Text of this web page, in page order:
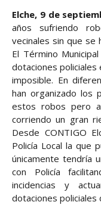
Elche, 9 de
años sufriendo
vecinales sin que se
El Término
dotaciones
imposible. En
han organizado los
estos robos pero
corriendo un gran
Desde CONTIGO
Policía Local la que
únicamente tendría
con Policía
incidencias y
dotaciones policiales